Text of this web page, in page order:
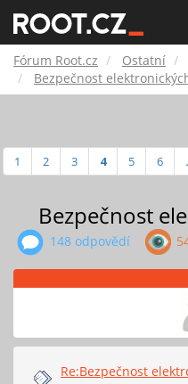
Fórum Root.cz Ostatní
Bezpečnost
1 2 3 4 5 6
Bezpečnost
148 odpovědí
Re:Bezpečnost